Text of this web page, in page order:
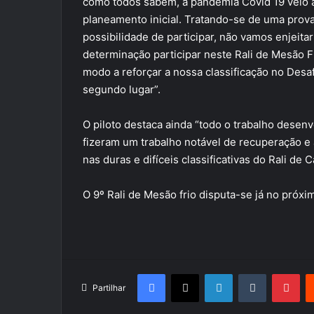
planeamento inicial. Tratando-se de uma
possibilidade de participar, não vamos
determinação participar neste Rali de Mesão
modo a reforçar a nossa classificação no
segundo lugar”.
O piloto destaca ainda “todo o trabalho
fizeram um trabalho notável de recuperação
nas duras e difíceis classificativas do Rali de
O 9º Rali de Mesão frio disputa-se já no
Partilhar
Facebook
X LinkedInTumblr